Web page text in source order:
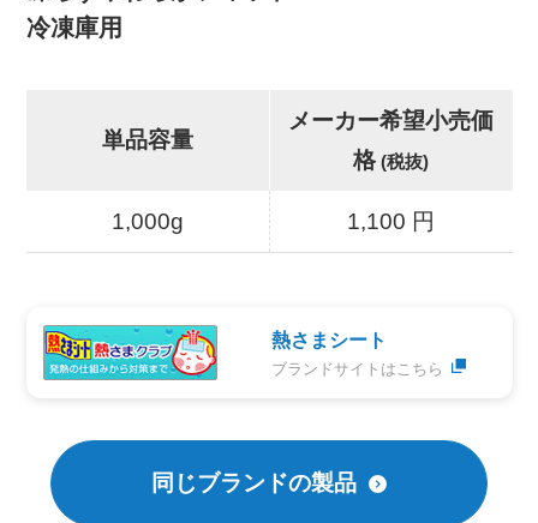
冷凍庫用
単品容量
メーカー希望小売価
格(税抜)
1,000g 1,100 円
熱さまシート
ブランドサイトはこちら
同じブランドの製品